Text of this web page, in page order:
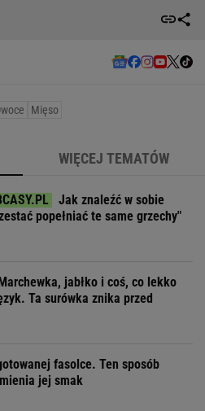
Mięso
WIĘCEJ TEMATÓW
Jak znaleźć w sobie
popełniać te same grzechy"
jabłko i coś, co lekko
Ta surówka znika przed
fasolce. Ten sposób
jej smak